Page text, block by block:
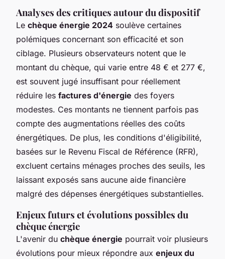
Analyses des critiques autour du dispositif
Le chèque énergie 2024 soulève certaines
polémiques concernant son efficacité et son
ciblage. Plusieurs observateurs notent que le
montant du chèque, qui varie entre 48 € et 277 €,
est souvent jugé insuffisant pour réellement
réduire les factures d'énergie des foyers
modestes. Ces montants ne tiennent parfois pas
compte des augmentations réelles des coûts
énergétiques. De plus, les conditions d'éligibilité,
basées sur le Revenu Fiscal de Référence (RFR),
excluent certains ménages proches des seuils, les
laissant exposés sans aucune aide financière
malgré des dépenses énergétiques substantielles.
Enjeux futurs et évolutions possibles du
chèque énergie
L'avenir du chèque énergie pourrait voir plusieurs
évolutions pour mieux répondre aux enjeux du